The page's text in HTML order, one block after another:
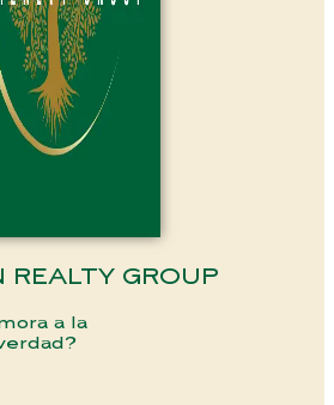
REALTY GROUP
a la